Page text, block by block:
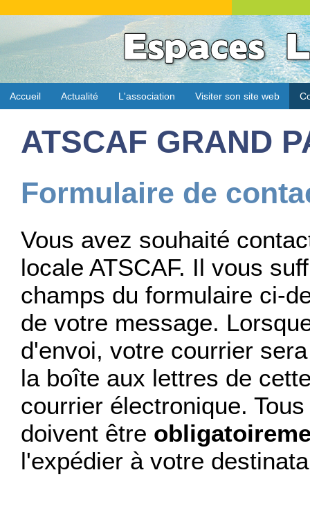
Accueil Actualité L'association Visiter son site web
ATSCAF GRAND
Formulaire de
Vous avez souhaité
locale ATSCAF. Il vous
champs du formulaire ci-
de votre message.
d'envoi, votre courrier
la boîte aux lettres de
courrier électronique.
doivent être
l'expédier à votre